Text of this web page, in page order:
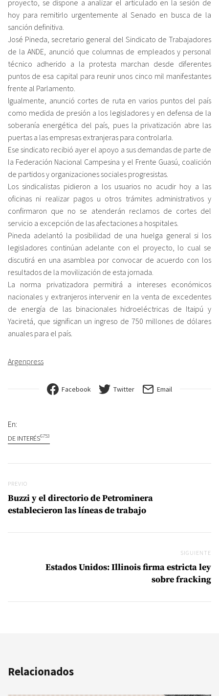
proyecto, se dispone a analizar el articulado en la sesión de
hoy para remitirlo urgentemente al Senado en busca de la
sanción definitiva.
José Pineda, secretario general del Sindicato de Trabajadores
de la ANDE, anunció que columnas de empleados y personal
técnico adherido a la protesta marchan desde diferentes
puntos de esa capital para reunir unos cinco mil manifestantes
frente al Parlamento.
Igualmente, anunció cortes de ruta en varios puntos del país
como medida de presión a los legisladores y en defensa de la
soberanía energética del país, pues la privatización abre las
puertas a las empresas extranjeras para controlarla.
Ese sindicato recibió ayer el apoyo a sus demandas de parte de
la Federación Nacional Campesina y el Frente Guasú, coalición
de partidos y organizaciones sociales progresistas.
Los sindicalistas pidieron a los usuarios no acudir hoy a las
oficinas ni realizar pagos u otros trámites administrativos y
confirmaron que no se atenderán reclamos de cortes del
servicio a excepción de las afectaciones a hospitales.
Pineda adelantó la posibilidad de una huelga general si los
legisladores continúan adelante con el proyecto, lo cual se
discutirá en una asamblea por convocar de acuerdo con los
resultados de la movilización de esta jornada.
La norma privatizadora permitirá a intereses económicos
nacionales y extranjeros intervenir en la venta de excedentes
de energía de las binacionales hidroeléctricas de Itaipú y
Yaciretá, que significan un ingreso de 750 millones de dólares
anuales para el país.
Argenpress
Facebook Twitter Email
En:
DE INTERÉS6753
Previo
PREVIO
Buzzi y el directorio de Petrominera
establecieron las líneas de trabajo
SIGUIENTE
Estados Unidos: Illinois firma estricta ley
sobre fracking
Relacionados